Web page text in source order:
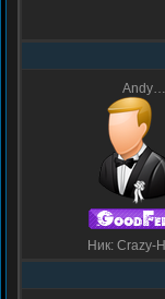
Andy…
Ник: Crazy-